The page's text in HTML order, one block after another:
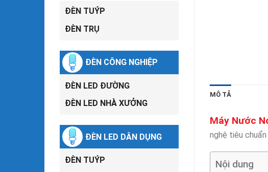
ĐÈN TUÝP
ĐÈN TRỤ
ĐÈN CÔNG NGHIỆP
ĐÈN LED ĐƯỜNG
ĐÈN LED NHÀ XƯỞNG
ĐÈN LED DÂN DỤNG
ĐÈN TUÝP
MÔ TẢ
Máy Nước
nghệ tiêu
Nội dung